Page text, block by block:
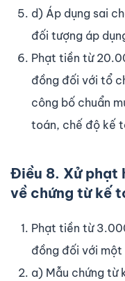
d) Áp dụng sai
đối tượng áp
Phạt tiền từ
đồng đối với tổ
công bố chuẩn
toán, chế độ kế
Điều 8. Xử phạt
về chứng từ kế
Phạt tiền từ
đồng đối với một
a) Mẫu chứng từ